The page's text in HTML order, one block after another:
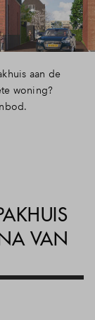
aan de
woning?
VAN